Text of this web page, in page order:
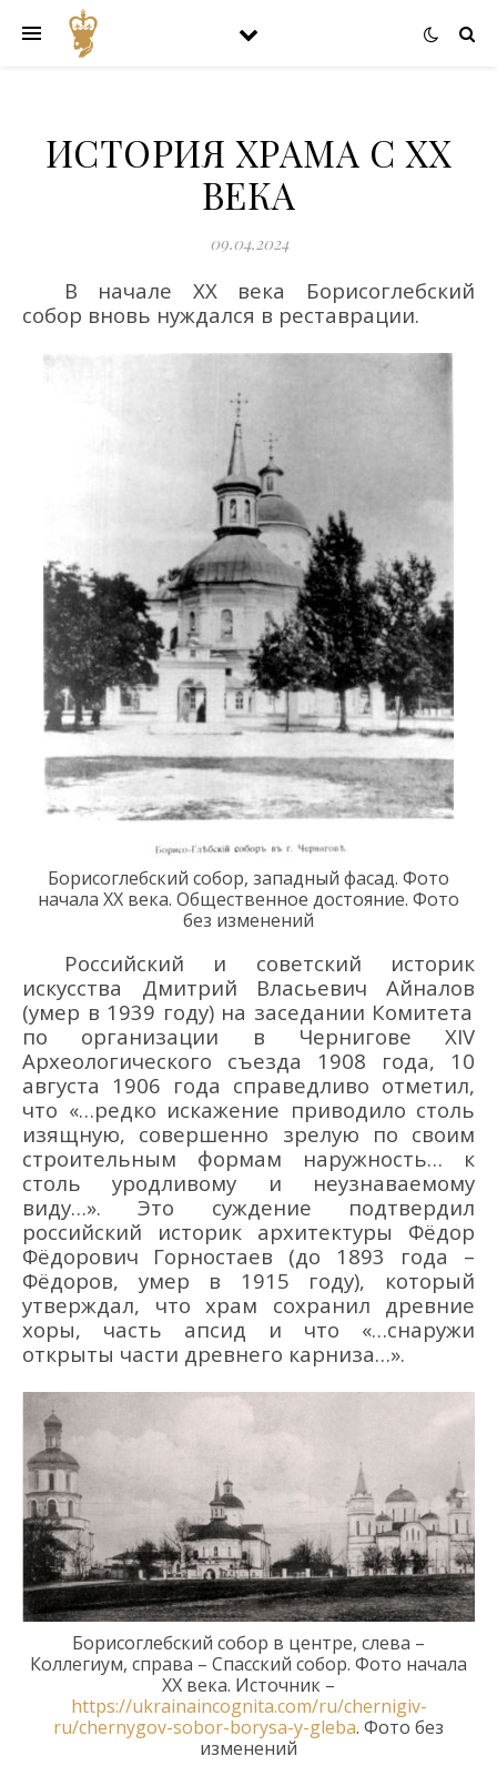
ИСТОРИЯ ХРАМА C XX
ВЕКА
09.04.2024
В начале ХХ века Борисоглебский
собор вновь нуждался в реставрации.
Борисоглебский собор, западный фасад. Фото
начала ХХ века. Общественное достояние. Фото
без изменений
Российский и советский историк
искусства Дмитрий Власьевич
Айналов
(умер в 1939 году) на заседании Комитета
по организации в Чернигове XIV
Археологического съезда 1908 года, 10
августа 1906 года справедливо отметил,
что «…редко искажение приводило столь
изящную, совершенно зрелую по своим
строительным формам наружность… к
столь уродливому и неузнаваемому
виду…». Это суждение подтвердил
российский историк архитектуры Фёдор
Фёдорович
Горностаев (до 1893 года –
Фёдоров, умер в 1915 году), который
утверждал, что храм сохранил древние
хоры, часть апсид и что «…снаружи
открыты части древнего карниза…».
Борисоглебский собор в центре, слева –
Коллегиум, справа – Спасский собор. Фото начала
ХХ века. Источник –
https://ukrainaincognita.com/ru/chernigiv-
ru/chernygov-sobor-borysa-y-gleba. Фото без
изменений